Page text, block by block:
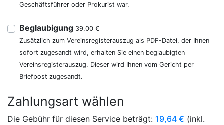
Geschäftsführer oder Prokurist war.
Beglaubigung 39,00 €
Zusätzlich zum Vereinsregisterauszug als PDF-Datei, der Ihnen
sofort zugesandt wird, erhalten Sie einen beglaubigten
Vereinsregisterauszug. Dieser wird Ihnen vom Gericht per
Briefpost zugesandt.
Zahlungsart wählen
Die Gebühr für diesen Service beträgt: 19,64 € (inkl.